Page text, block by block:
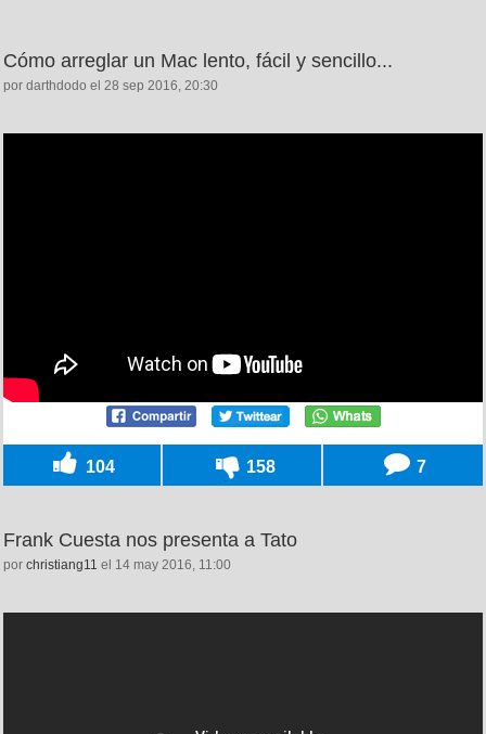
Cómo arreglar un Mac lento, fácil y sencillo...
por darthdodo el 28 sep 2016, 20:30
104 158 7
Frank Cuesta nos presenta a Tato
por christiang11 el 14 may 2016, 11:00